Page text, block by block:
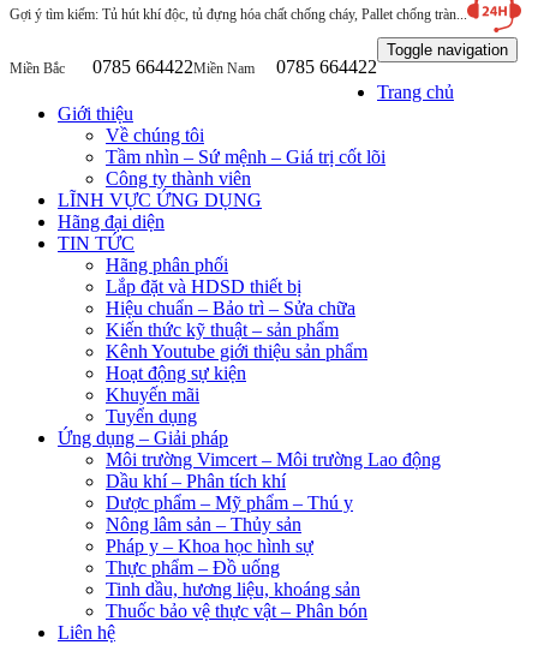
Gợi ý tìm kiếm: Tủ hút khí độc, tủ đựng hóa chất chống cháy, Pallet chống tràn...
hàng
Miền Bắc 0785 664422Miền Nam 0785 664422
Toggle navigation
Trang chủ
Giới thiệu
Về chúng tôi
Tầm nhìn – Sứ mệnh – Giá trị cốt lõi
Công ty thành viên
LĨNH VỰC ỨNG DỤNG
Hãng đại diện
TIN TỨC
Hãng phân phối
Lắp đặt và HDSD thiết bị
Hiệu chuẩn – Bảo trì – Sửa chữa
Kiến thức kỹ thuật – sản phẩm
Kênh Youtube giới thiệu sản phẩm
Hoạt động sự kiện
Khuyến mãi
Tuyển dụng
Ứng dụng – Giải pháp
Môi trường Vimcert – Môi trường Lao động
Dầu khí – Phân tích khí
Dược phẩm – Mỹ phẩm – Thú y
Nông lâm sản – Thủy sản
Pháp y – Khoa học hình sự
Thực phẩm – Đồ uống
Tinh dầu, hương liệu, khoáng sản
Thuốc bảo vệ thực vật – Phân bón
Liên hệ